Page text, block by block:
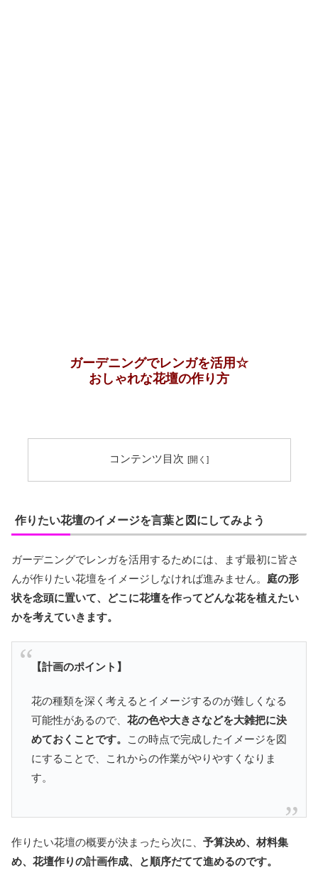
ガーデニングでレンガを活用☆
おしゃれな花壇の作り方
コンテンツ目次
作りたい花壇のイメージを言葉と図にしてみよう
ガーデニングでレンガを活用するためには、まず最初に皆さ
んが作りたい花壇をイメージしなければ進みません。 庭の形
状を念頭に置いて、どこに花壇を作ってどんな花を植えたい
かを考えていきます。
【計画のポイント】
花の種類を深く考えるとイメージするのが難しくなる
可能性があるので、 花の色や大きさなどを大雑把に決
めておくことです。
この時点で完成したイメージを図
にすることで、これからの作業がやりやすくなりま
す。
作りたい花壇の概要が決まったら次に、 予算決め、材料集
め、花壇作りの計画作成、と順序だてて進めるのです。